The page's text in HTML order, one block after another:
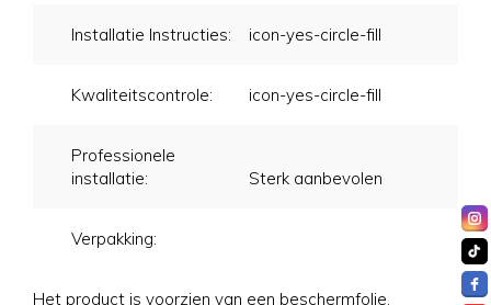
Installatie Instructies: icon-yes-circle-fill
Kwaliteitscontrole: icon-yes-circle-fill
Professionele
installatie:
Sterk aanbevolen
Verpakking:
Het product is voorzien van een beschermfolie.